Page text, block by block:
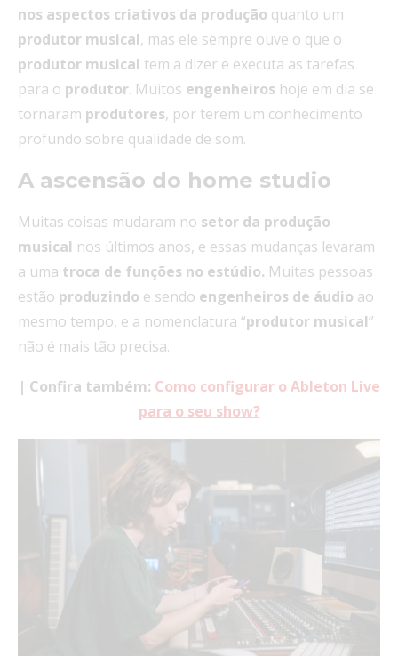
nos aspectos criativos da produção quanto um
produtor musical, mas ele sempre ouve o que o
produtor musical tem a dizer e executa as tarefas
para o produtor. Muitos engenheiros hoje em dia se
tornaram produtores, por terem um conhecimento
profundo sobre qualidade de som.
A ascensão do home studio
Muitas coisas mudaram no setor da produção
musical nos últimos anos, e essas mudanças levaram
a uma troca de funções no estúdio. Muitas pessoas
estão produzindo e sendo engenheiros de áudio ao
mesmo tempo, e a nomenclatura “produtor musical”
não é mais tão precisa.
| Confira também: Como configurar o Ableton Live
para o seu show?